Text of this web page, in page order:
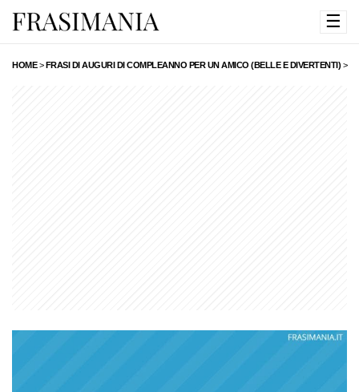
☰
HOME>FRASI DI AUGURI DI COMPLEANNO PER UN AMICO (BELLE E DIVERTENTI) >